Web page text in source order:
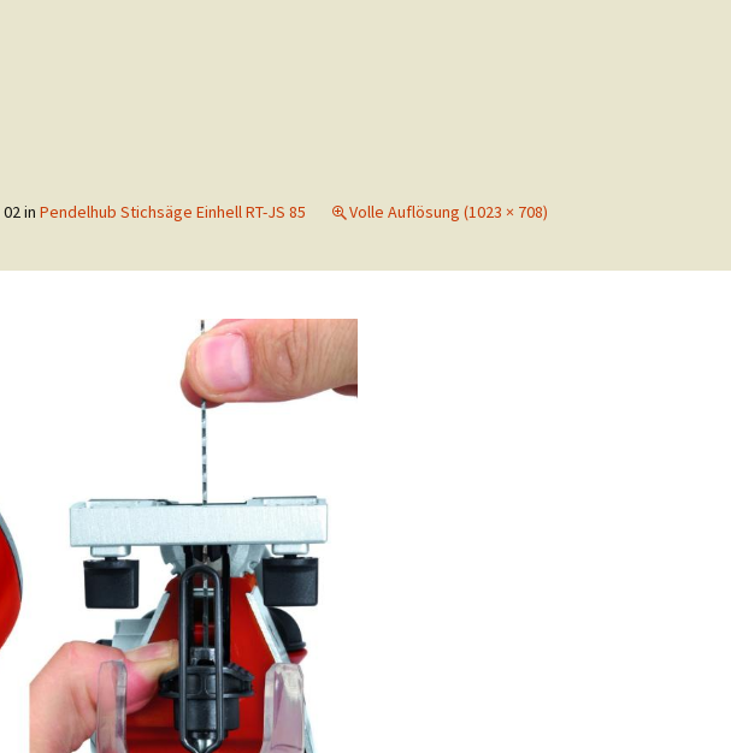
02in Pendelhub Stichsäge Einhell RT-JS 85 Volle Auflösung (1023 × 708)